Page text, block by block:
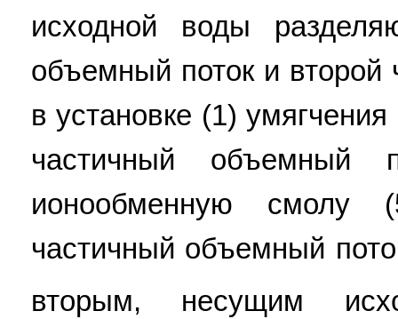
исходной воды
объемный поток и
в установке (1)
частичный объемный
ионообменную смолу
частичный объемный
вторым, несущим